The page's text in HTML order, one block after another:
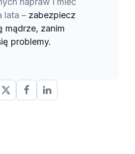
lata – zabezpiecz
mądrze, zanim
problemy.